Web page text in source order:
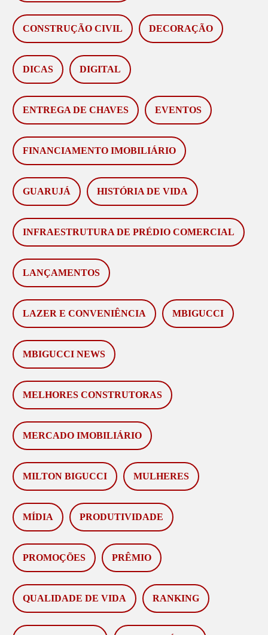
CONSTRUÇÃO CIVIL DECORAÇÃO
DICAS DIGITAL
ENTREGA DE CHAVES EVENTOS
FINANCIAMENTO IMOBILIÁRIO
GUARUJÁ HISTÓRIA DE VIDA
INFRAESTRUTURA DE PRÉDIO COMERCIAL
LANÇAMENTOS
LAZER E CONVENIÊNCIA MBIGUCCI
MBIGUCCI NEWS
MELHORES CONSTRUTORAS
MERCADO IMOBILIÁRIO
MILTON BIGUCCI MULHERES
MÍDIA PRODUTIVIDADE
PROMOÇÕES PRÊMIO
QUALIDADE DE VIDA RANKING